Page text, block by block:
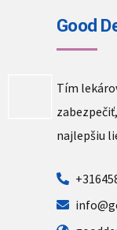
Good
Tím
najlepšiu